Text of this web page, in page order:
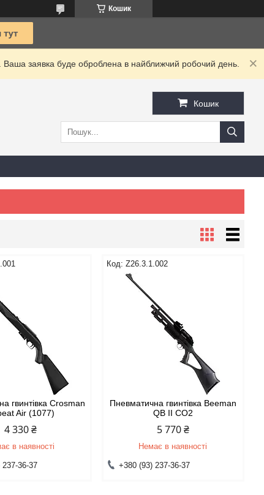
Кошик
Ваша заявка буде оброблена в найближчий робочий день.
Кошик
гвинтівка Crosman
Air (1077)
4 330 ₴
в наявності
36-37
Z26.3.1.002
Пневматична гвинтівка Beeman
QB II CO2
5 770 ₴
Немає в наявності
+380 (93) 237-36-37